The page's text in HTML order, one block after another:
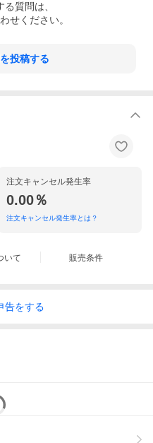
る質問は、
せください。
投稿する
注文キャンセル発生率
0.00％
注文キャンセル発生率とは？
いて 販売条件
告をする